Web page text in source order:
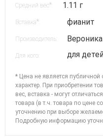
Средний вес* 1.11 г
Вставка* фианит
Производитель: Вероника
Для кого: для
* Цена не является публичной
характер. При приобретении
вес, вставка - могут
товара (в т.ч. товара по цене
уточнению при выборе
Подробную информацию